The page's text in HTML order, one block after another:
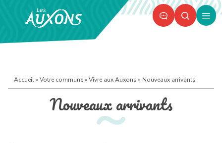
Accueil» Votre commune» Vivre aux Auxons » Nouveaux arrivants
Nouveaux arrivants
Panneau de gestion des cookies